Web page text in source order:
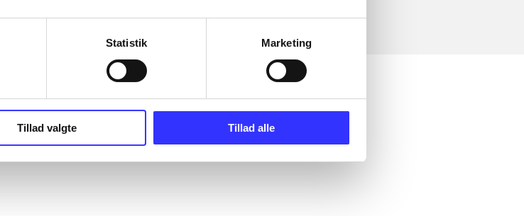
Statistik Marketing
Tillad valgte Tillad alle